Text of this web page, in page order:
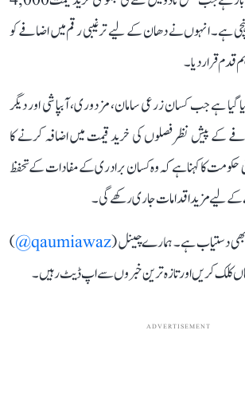
ہے۔ انہوں نے دھان کے لیے ترغیبی رقم میں اضافے کو
قدم قرار دیا۔
گیا ہے جب کسان زرعی سامان، مزدوری، آبپاشی اور دیگر
کے پیش نظر فصلوں کی خرید قیمت میں اضافہ کرنے کا
حکومت کا کہنا ہے کہ وہ کسان برادری کے مفادات کے تحفظ
کے لیے مزید اقدامات جاری رکھے گی۔
بھی دستیاب ہے۔ ہمارے چینل (qaumiawaz@
)
کلک کریں اور تازہ ترین خبروں سے اپ ڈیٹ رہیں۔
ADVERTISEMENT